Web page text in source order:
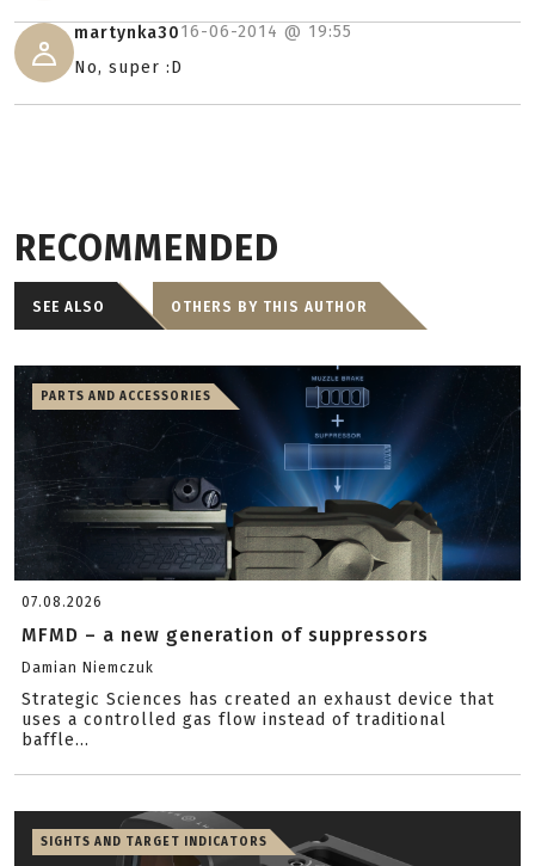
martynka3016-06-2014 @ 19:55
No, super :D
RECOMMENDED
SEE ALSO OTHERS BY THIS AUTHOR
PARTS AND ACCESSORIES
07.08.2026
MFMD – a new generation of suppressors
Damian Niemczuk
Strategic Sciences has created an exhaust device that
uses a controlled gas flow instead of traditional
baffle...
SIGHTS AND TARGET INDICATORS